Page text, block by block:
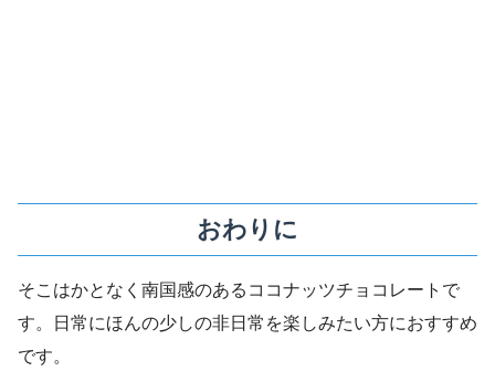
おわりに
そこはかとなく南国感のあるココナッツチョコレートで
す。日常にほんの少しの非日常を楽しみたい方におすすめ
です。